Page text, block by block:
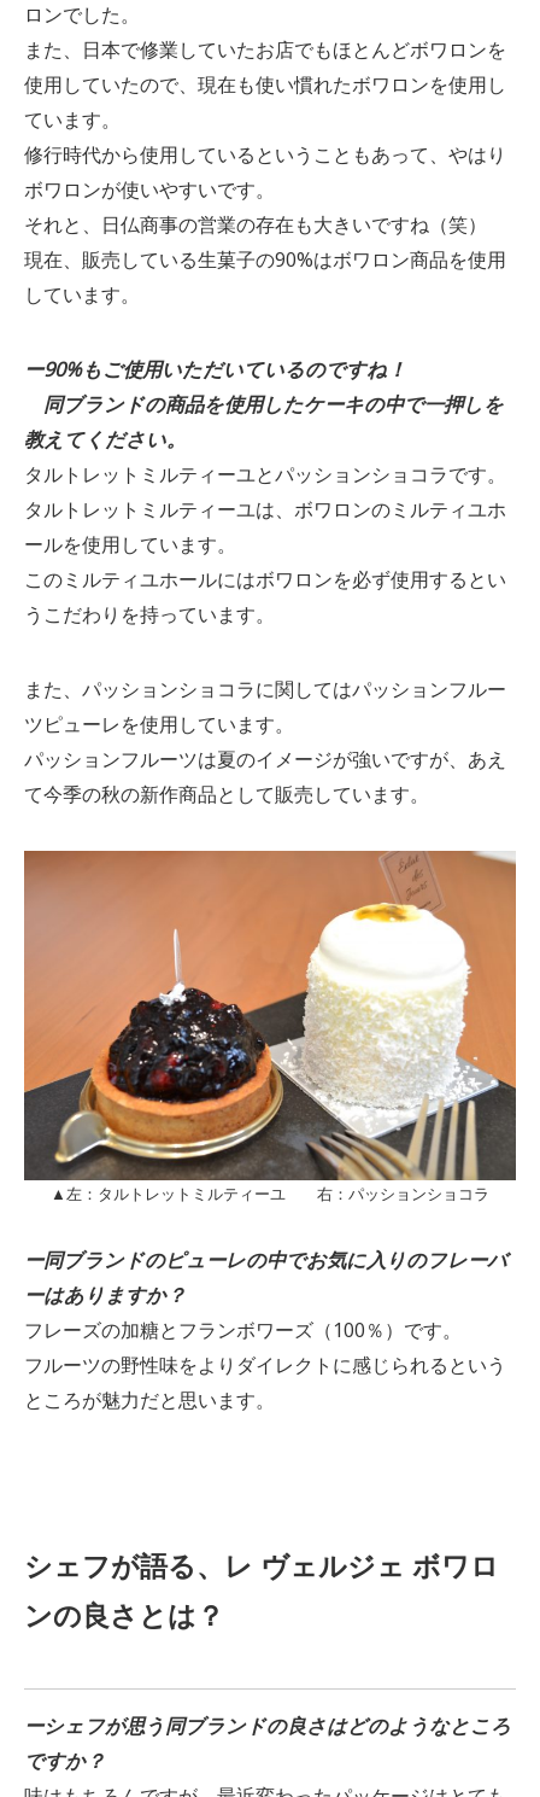
ロンでした。
また、日本で修業していたお店でもほとんどボワロンを
使用していたので、現在も使い慣れたボワロンを使用し
ています。
修行時代から使用しているということもあって、やはり
ボワロンが使いやすいです。
それと、日仏商事の営業の存在も大きいですね（笑）
現在、販売している生菓子の90%はボワロン商品を使用
しています。
ー90%もご使用いただいているのですね！
同ブランドの商品を使用したケーキの中で一押しを
教えてください。
タルトレットミルティーユとパッションショコラです。
タルトレットミルティーユは、ボワロンのミルティユホ
ールを使用しています。
このミルティユホールにはボワロンを必ず使用するとい
うこだわりを持っています。
また、パッションショコラに関してはパッションフルー
ツピューレを使用しています。
パッションフルーツは夏のイメージが強いですが、あえ
て今季の秋の新作商品として販売しています。
▲左：タルトレットミルティーユ 右：パッションショコラ
ー同ブランドのピューレの中でお気に入りのフレーバ
ーはありますか？
フレーズの加糖とフランボワーズ（100％）です。
フルーツの野性味をよりダイレクトに感じられるという
ところが魅力だと思います。
シェフが語る、レ ヴェルジェ ボワロ
ンの良さとは？
ーシェフが思う同ブランドの良さはどのようなところ
ですか？